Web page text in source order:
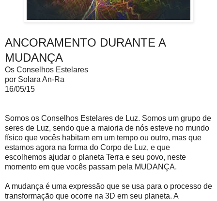
ANCORAMENTO DURANTE A
MUDANÇA
Os Conselhos Estelares
por Solara An-Ra
16/05/15
Somos os Conselhos Estelares de Luz. Somos um grupo de
seres de Luz, sendo que a maioria de nós esteve no mundo
físico que vocês habitam em um tempo ou outro, mas que
estamos agora na forma do Corpo de Luz, e que
escolhemos ajudar o planeta Terra e seu povo, neste
momento em que vocês passam pela MUDANÇA.
A mudança é uma expressão que se usa para o processo de
transformação que ocorre na 3D em seu planeta. A